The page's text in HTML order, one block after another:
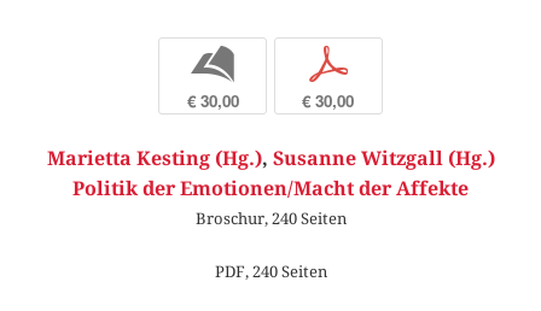
b
€ 30,00
p
€ 30,00
Marietta Kesting (Hg.), Susanne Witzgall (Hg.)
Politik der Emotionen/Macht der Affekte
Broschur, 240 Seiten
PDF, 240 Seiten